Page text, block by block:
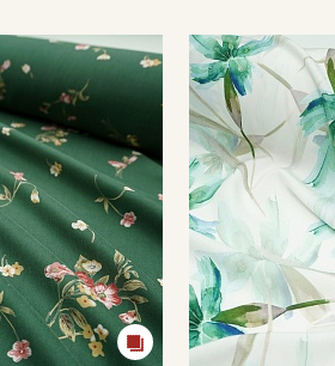
промокоды и
категории
Электронная почта
Ознакомлен(а) сПолитикой
данных
и даюСогласие на
данных